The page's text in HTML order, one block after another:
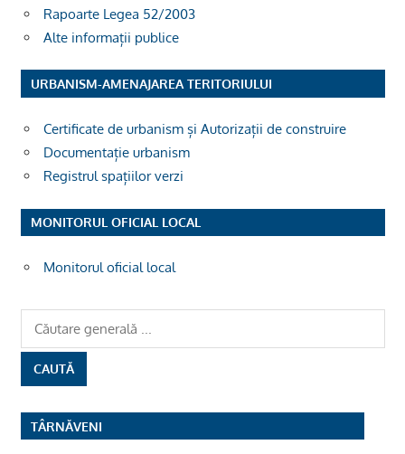
Rapoarte Legea 52/2003
Alte informații publice
URBANISM-AMENAJAREA TERITORIULUI
Certificate de urbanism și Autorizații de construire
Documentație urbanism
Registrul spațiilor verzi
MONITORUL OFICIAL LOCAL
Monitorul oficial local
TÂRNĂVENI